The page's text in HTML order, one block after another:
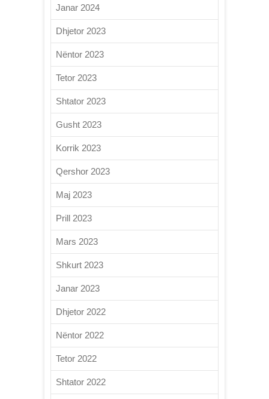
Janar 2024
Dhjetor 2023
Nëntor 2023
Tetor 2023
Shtator 2023
Gusht 2023
Korrik 2023
Qershor 2023
Maj 2023
Prill 2023
Mars 2023
Shkurt 2023
Janar 2023
Dhjetor 2022
Nëntor 2022
Tetor 2022
Shtator 2022